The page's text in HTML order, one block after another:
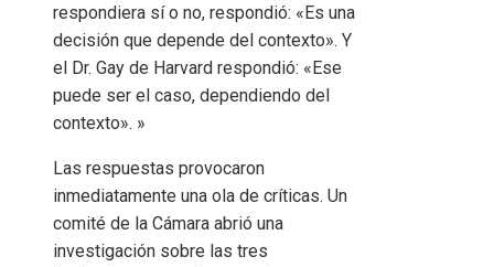
respondiera sí o no, respondió: «Es una
decisión que depende del contexto». Y
el Dr. Gay de Harvard respondió: «Ese
puede ser el caso, dependiendo del
contexto». »
Las respuestas provocaron
inmediatamente una ola de críticas. Un
comité de la Cámara abrió una
investigación sobre las tres